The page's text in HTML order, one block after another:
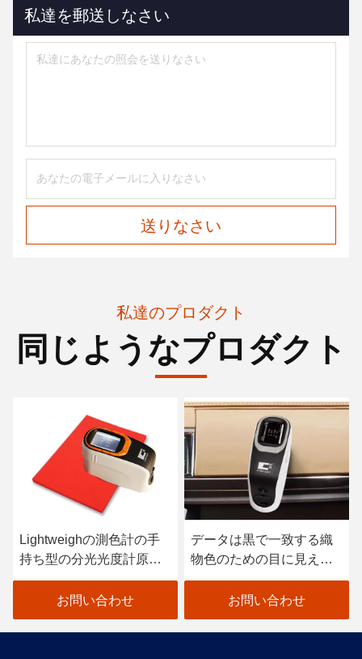
私達を郵送しなさい
送りなさい
私達のプロダクト
同じようなプロダクト
Lightweighの測色計の手
持ち型の分光光度計原子
車のペンキの走査器
お問い合わせ
データは黒で一致する織
物色のための目に見える
分光光度計を着色します
お問い合わせ